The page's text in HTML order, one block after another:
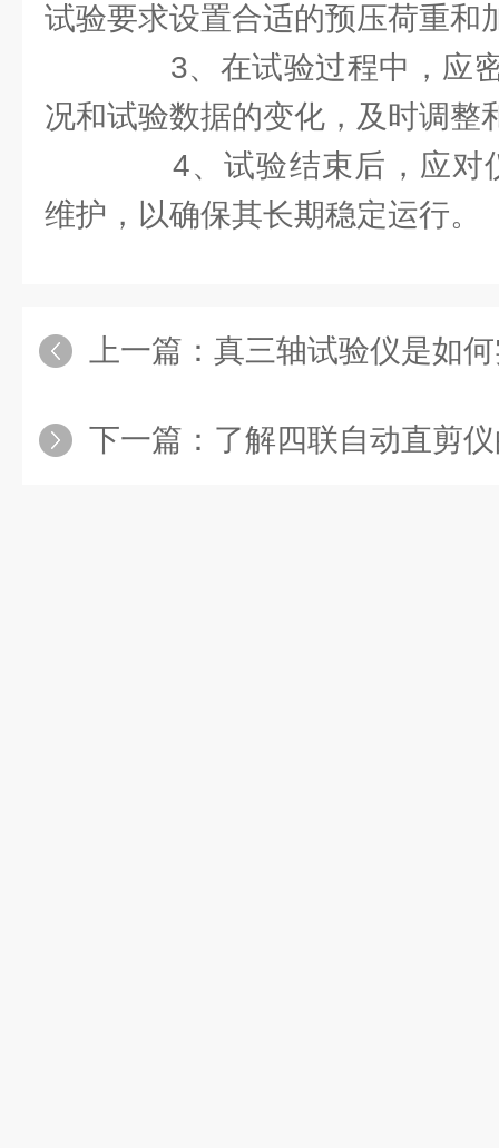
试验要求设置合适的预压荷重和
3、在试验过程中，应密
况和试验数据的变化，及时调整
4、试验结束后，应对
维护，以确保其长期稳定运行。
上一篇： 真三轴试验仪是如何实现
下一篇： 了解四联自动直剪